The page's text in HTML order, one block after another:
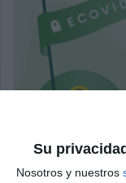
Su
Nosotros y nuestros